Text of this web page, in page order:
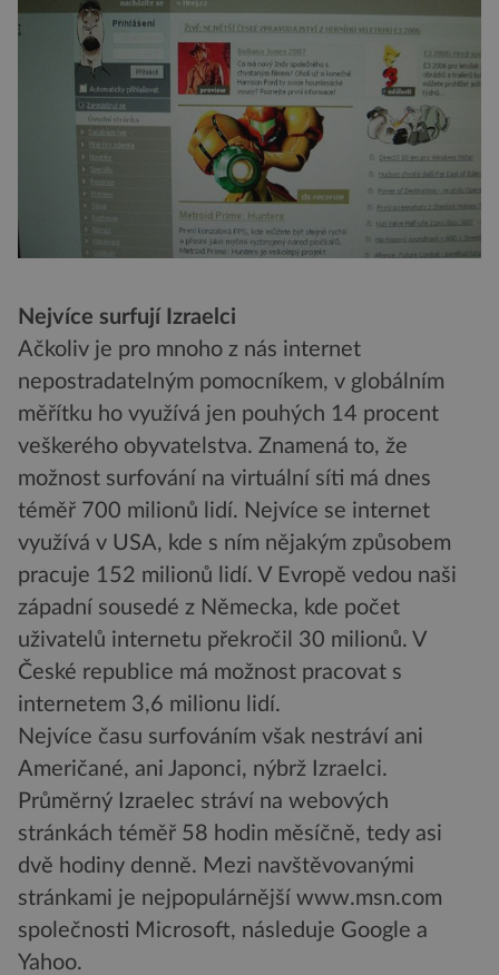
Nejvíce surfují Izraelci
Ačkoliv je pro mnoho z nás internet
nepostradatelným pomocníkem, v globálním
měřítku ho využívá jen pouhých 14 procent
veškerého obyvatelstva. Znamená to, že
možnost surfování na virtuální síti má dnes
téměř 700 milionů lidí. Nejvíce se internet
využívá v USA, kde s ním nějakým způsobem
pracuje 152 milionů lidí. V Evropě vedou naši
západní sousedé z Německa, kde počet
uživatelů internetu překročil 30 milionů. V
České republice má možnost pracovat s
internetem 3,6 milionu lidí.
Nejvíce času surfováním však nestráví ani
Američané, ani Japonci, nýbrž Izraelci.
Průměrný Izraelec stráví na webových
stránkách téměř 58 hodin měsíčně, tedy asi
dvě hodiny denně. Mezi navštěvovanými
stránkami je nejpopulárnější www.msn.com
společnosti Microsoft, následuje Google a
Yahoo.